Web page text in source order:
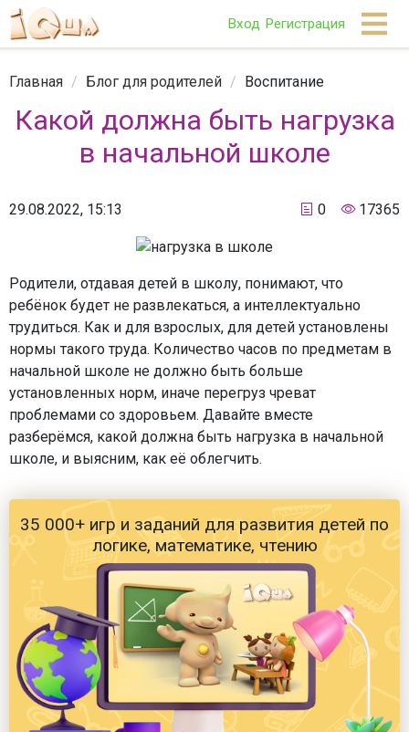
Вход Регистрация
Главная / Блог для родителей / Воспитание
Какой должна быть нагрузка
в начальной школе
29.08.2022, 15:13 0 17365
Родители, отдавая детей в школу, понимают, что
ребёнок будет не развлекаться, а интеллектуально
трудиться. Как и для взрослых, для детей установлены
нормы такого труда. Количество часов по предметам в
начальной школе не должно быть больше
установленных норм, иначе перегруз чреват
проблемами со здоровьем. Давайте вместе
разберёмся, какой должна быть нагрузка в начальной
школе, и выясним, как её облегчить.
35 000+ игр и заданий для развития детей по
логике, математике, чтению